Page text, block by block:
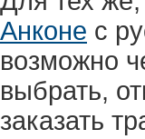
Анконе с
возможно
выбрать,
заказать